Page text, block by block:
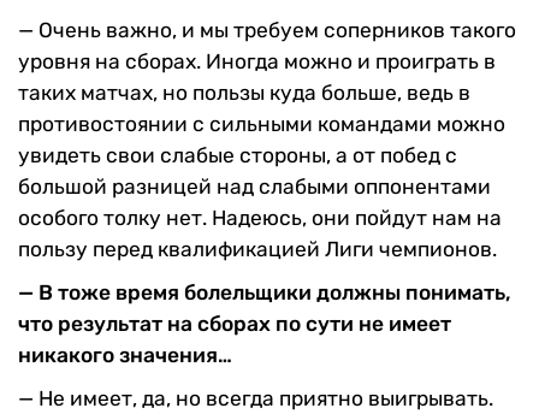
— Очень важно, и мы требуем соперников такого
уровня на сборах. Иногда можно и проиграть в
таких матчах, но пользы куда больше, ведь в
противостоянии с сильными командами можно
увидеть свои слабые стороны, а от побед с
большой разницей над слабыми оппонентами
особого толку нет. Надеюсь, они пойдут нам на
пользу перед квалификацией Лиги чемпионов.
— В тоже время болельщики должны понимать,
что результат на сборах по сути не имеет
никакого значения…
— Не имеет, да, но всегда приятно выигрывать.